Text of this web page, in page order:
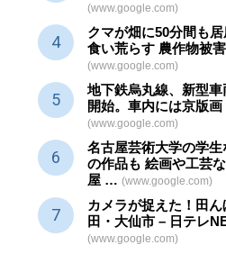
(www.google.com)
クマが畑に50分間も
食い荒らす 農作物被
(www.google.com)
地下鉄烏丸線、新型
開始。車内には京版
(www.google.com)
名古屋芸術大学の学
の作品も 絵画や工芸
屋 … (www.google.com)
カメラが捉えた！田
田・大仙市 – 日テレ
(www.google.com)